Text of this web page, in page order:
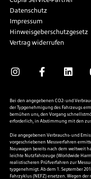
Datenschutz
Impressum
Hinweisgeberschutzgesetz
Vertrag widerrufen
Bei den angegebenen CO2- und
der Typgenehmigung des Fahrzeugs
bemühen uns, den Vorgang
erforderlich, in Abstimmung mit den
Die angegebenen Verbrauchs- und
vorgeschriebenen Messverfahren
Neuwagen bereits nach dem weltweit
leichte Nutzfahrzeuge (Worldwide
realistischeren Prüfverfahren zur
typgenehmigt. Ab dem 1. September
Fahrzyklus (NEFZ) ersetzen. Wegen